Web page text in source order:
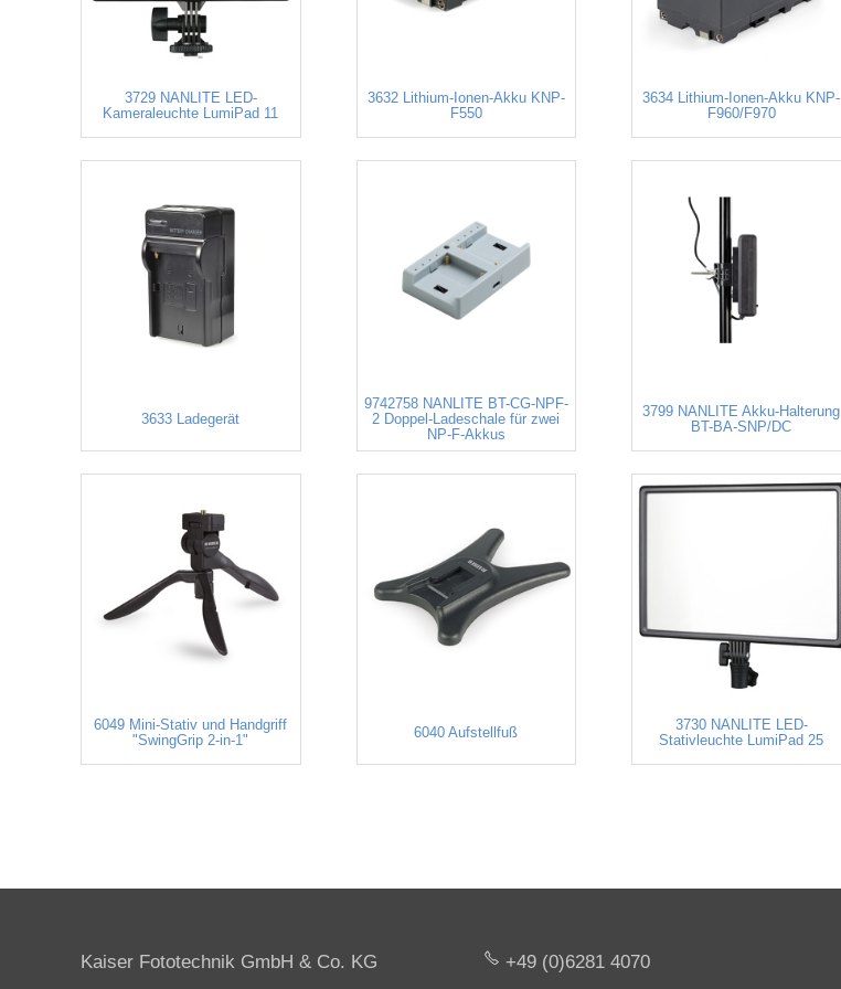
3729 NANLITE LED-
Kameraleuchte LumiPad 11
3632 Lithium-Ionen-Akku KNP-
F550
3634 Lithium-Ionen-Akku KNP-
F960/F970
3633 Ladegerät
9742758 NANLITE BT-CG-NPF-
2 Doppel-Ladeschale für zwei
NP-F-Akkus
3799 NANLITE Akku-Halterung
BT-BA-SNP/DC
6049 Mini-Stativ und Handgriff
"SwingGrip 2-in-1"
6040 Aufstellfuß
3730 NANLITE LED-
Stativleuchte LumiPad 25
Kaiser Fototechnik GmbH & Co. KG
+49 (0)6281 4070